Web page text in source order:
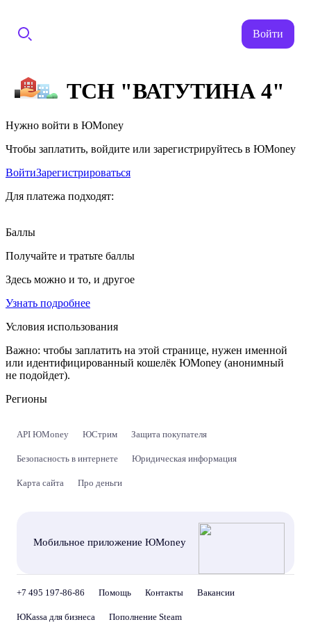
Войти
ТСН "ВАТУТИНА 4"
Нужно войти в ЮMoney
Чтобы заплатить, войдите или зарегистрируйтесь в ЮMoney
ВойтиЗарегистрироваться
Для платежа подходят:
Баллы
Получайте и тратьте баллы
Здесь можно и то, и другое
Узнать подробнее
Условия использования
Важно: чтобы заплатить на этой странице, нужен именной
или идентифицированный кошелёк ЮMoney (анонимный
не подойдет).
Регионы
API ЮMoney ЮСтрим Защита покупателя
Безопасность в интернете Юридическая информация
Карта сайта Про деньги
Мобильное приложение ЮMoney
+7 495 197-86-86 Помощь Контакты Вакансии
ЮKassa для бизнеса Пополнение Steam